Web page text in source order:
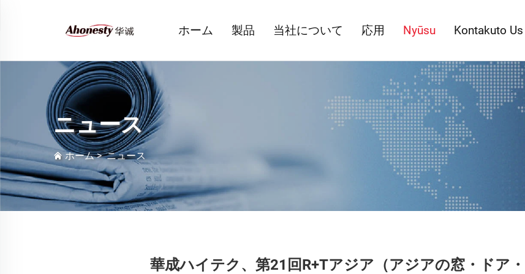
ホーム 製品 当社について 応用 Nyūsu Kontakuto Us
ニュース
ホーム>ニュース
華成ハイテク、第21回R+Tアジア（アジアの窓・ドア